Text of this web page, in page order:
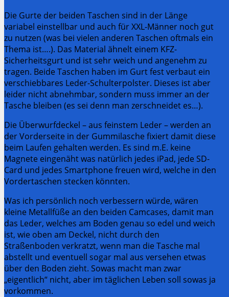
Die Gurte der beiden Taschen sind in der Länge
variabel einstellbar und auch für XXL-Männer noch gut
zu nutzen (was bei vielen anderen Taschen oftmals ein
Thema ist….). Das Material ähnelt einem KFZ-
Sicherheitsgurt und ist sehr weich und angenehm zu
tragen. Beide Taschen haben im Gurt fest verbaut ein
verschiebbares Leder-Schulterpolster. Dieses ist aber
leider nicht abnehmbar, sondern muss immer an der
Tasche bleiben (es sei denn man zerschneidet es…).
Die Überwurfdeckel – aus feinstem Leder – werden an
der Vorderseite in der Gummilasche fixiert damit diese
beim Laufen gehalten werden. Es sind m.E. keine
Magnete eingenäht was natürlich jedes iPad, jede SD-
Card und jedes Smartphone freuen wird, welche in den
Vordertaschen stecken könnten.
Was ich persönlich noch verbessern würde, wären
kleine Metallfüße an den beiden Camcases, damit man
das Leder, welches am Boden genau so edel und weich
ist, wie oben am Deckel, nicht durch den
Straßenboden verkratzt, wenn man die Tasche mal
abstellt und eventuell sogar mal aus versehen etwas
über den Boden zieht. Sowas macht man zwar
„eigentlich“ nicht, aber im täglichen Leben soll sowas ja
vorkommen.